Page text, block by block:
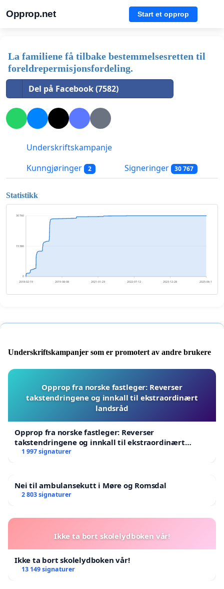
Opprop.net Start et opprop
La familiene få tilbake bestemmelsesretten til
foreldrepermisjonsfordeling.
Del på Facebook (7582)
Underskriftskampanje
Kunngjøringer
2 Signeringer 30 767
Statistikk
0
15 380
30 760
2018-02-19 2019-08-08 2021-01-23 2022-07-12 2023-12-28 2025-06-15
Underskriftskampanjer som er promotert av andre brukere
Opprop fra norske fastleger: Reverser
takstendringene og innkall til ekstraordinært
landsråd
Opprop fra norske fastleger: Reverser
takstendringene og innkall til ekstraordinært
landsråd
1 997 signaturer
Nei til ambulansekutt i Møre og Romsdal
2 803 signaturer
Ikke ta bort skolelydboken vår!
Ikke ta bort skolelydboken vår!
13 149 signaturer